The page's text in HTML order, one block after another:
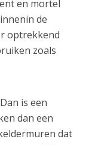
en mortel
de
optrekkend
zoals
is een
dan een
dat